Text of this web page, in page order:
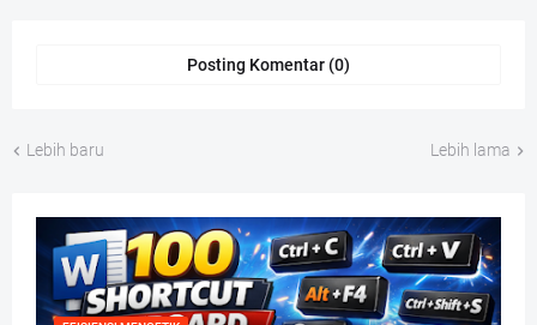
Posting Komentar (0)
Lebih baru Lebih lama